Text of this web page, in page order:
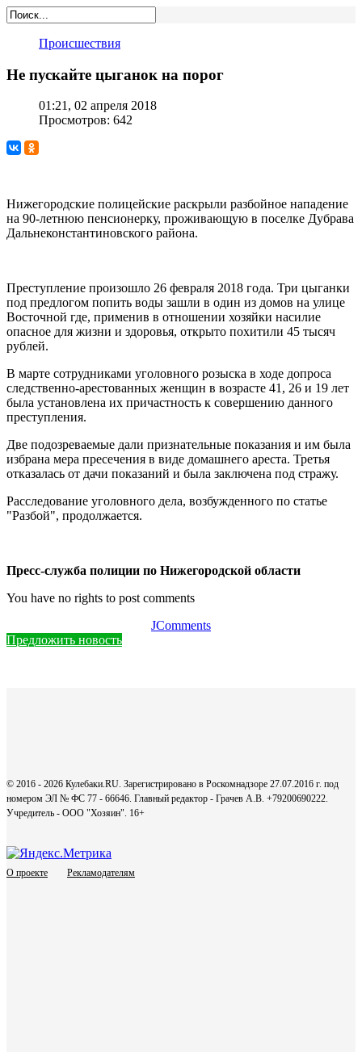
Происшествия
Не пускайте цыганок на порог
01:21, 02 апреля 2018
Просмотров: 642
Нижегородские полицейские раскрыли разбойное нападение
на 90-летнюю пенсионерку, проживающую в поселке Дубрава
Дальнеконстантиновского района.
Преступление произошло 26 февраля 2018 года. Три цыганки
под предлогом попить воды зашли в один из домов на улице
Восточной где, применив в отношении хозяйки насилие
опасное для жизни и здоровья, открыто похитили 45 тысяч
рублей.
В марте сотрудниками уголовного розыска в ходе допроса
следственно-арестованных женщин в возрасте 41, 26 и 19 лет
была установлена их причастность к совершению данного
преступления.
Две подозреваемые дали признательные показания и им была
избрана мера пресечения в виде домашнего ареста. Третья
отказалась от дачи показаний и была заключена под стражу.
Расследование уголовного дела, возбужденного по статье
"Разбой", продолжается.
Пресс-служба полиции по Нижегородской области
You have no rights to post comments
JComments
Предложить новость
© 2016 - 2026 Кулебаки.RU. Зарегистрировано в Роскомнадзоре 27.07.2016 г. под
номером ЭЛ № ФС 77 - 66646. Главный редактор - Грачев А.В. +79200690222.
Учредитель - ООО "Хозяин". 16+
О проекте Рекламодателям